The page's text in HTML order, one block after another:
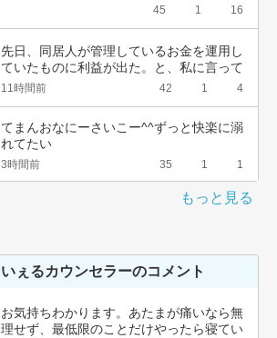
45 1 16
先日、同居人が管理しているお金を運用し
ていたものに利益が出た。と、私に言って
きた。結…
11時間前 42 1 4
てまんおなにーさいこー^^ずっと快楽に溺
れてたい
3時間前 35 1 1
もっと見る
いぇるカウンセラーのコメント
お気持ちわかります。あたまが痛いなら無
理せず、最低限のことだけやったら寝てい